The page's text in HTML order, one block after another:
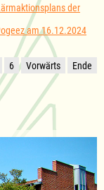
der
am 16.12.2024
6 Vorwärts Ende